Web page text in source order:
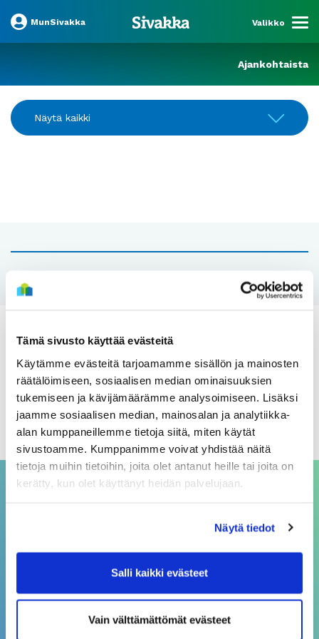
Tämä sivusto käyttää evästeitä
Käytämme evästeitä tarjoamamme sisällön ja mainosten
räätälöimiseen, sosiaalisen median ominaisuuksien
tukemiseen ja kävijämäärämme analysoimiseen. Lisäksi
jaamme sosiaalisen median, mainosalan ja analytiikka-
alan kumppaneillemme tietoja siitä, miten käytät
sivustoamme. Kumppanimme voivat yhdistää näitä
tietoja muihin tietoihin, joita olet antanut heille tai joita on
kerätty, kun olet käyttänyt heidän palvelujaan.
Näytä tiedot
Salli kaikki evästeet
Vain välttämättömät evästeet
MunSivakka Valikko
Ajankohtaista
Näytä kaikki
Arkistot
elokuu 2026
heinäkuu 2026
kesäkuu 2026
p. 08 3148 190